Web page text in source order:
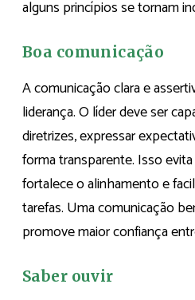
alguns princípios se tornam
Boa comunicação
A comunicação clara e
liderança. O líder deve ser
diretrizes, expressar
forma transparente. Isso
fortalece o alinhamento e
tarefas. Uma comunicação
promove maior confiança
Saber ouvir